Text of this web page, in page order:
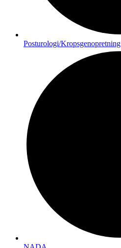
Posturologi/Kropsgenopretning